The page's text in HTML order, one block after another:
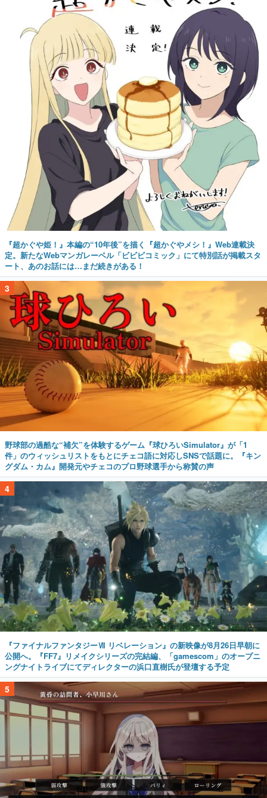
『超かぐや姫！』本編の“10年後”を描く『超かぐやメシ！』Web連載決
定。新たなWebマンガレーベル「ビビビコミック」にて特別話が掲載スタ
ート、あのお話には…まだ続きがある！
3
野球部の過酷な“補欠”を体験するゲーム『球ひろいSimulator』が「1
件」のウィッシュリストをもとにチェコ語に対応しSNSで話題に。『キン
グダム・カム』開発元やチェコのプロ野球選手から称賛の声
4
『ファイナルファンタジーⅦ リベレーション』の新映像が8月26日早朝に
公開へ。『FF7』リメイクシリーズの完結編、「gamescom」のオープニ
ングナイトライブにてディレクターの浜口直樹氏が登壇する予定
5